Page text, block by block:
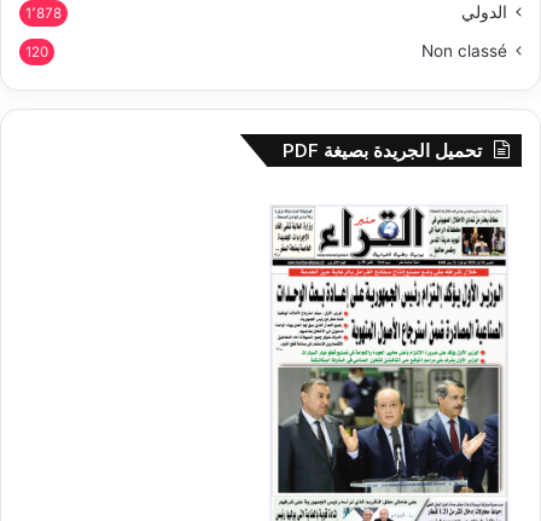
الدولي 1٬878
Non classé
120
تحميل الجريدة بصيغة PDF